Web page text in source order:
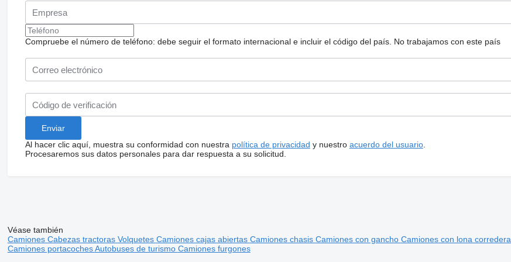
Compruebe el número de teléfono: debe seguir el formato internacional e incluir el código del país. No trabajamos con este país
Al hacer clic aquí, muestra su conformidad con nuestra política de privacidad y nuestro acuerdo del usuario.
Procesaremos sus datos personales para dar respuesta a su solicitud.
Véase también
Camiones Cabezas tractoras Volquetes Camiones cajas abiertas Camiones chasis Camiones con gancho Camiones con lona corredera
Camiones portacochesAutobuses de turismo Camiones furgones